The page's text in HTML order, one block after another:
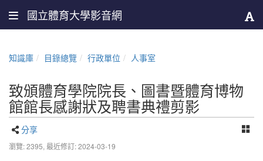
國立體育大學影音網
知識庫 目錄總覽 行政單位 人事室
致頒體育學院院長、圖書暨體育博物
館館長感謝狀及聘書典禮剪影
分享
瀏覽: 2395, 最近修訂: 2024-03-19